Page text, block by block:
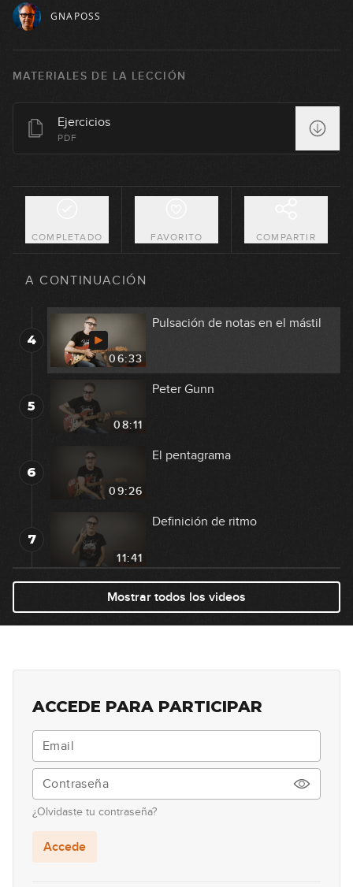
GNAPOSS
MATERIALES DE LA LECCIÓN
Ejercicios
PDF
COMPLETADO FAVORITO COMPARTIR
A CONTINUACIÓN
1
El lenguaje musical
3
Pulsación de cuerdas al aire
4
06:33
Pulsación de notas en el mástil
5
08:11
Peter Gunn
6
09:26
El pentagrama
7
11:41
Definición de ritmo
11:28
Figuras rítmicas
9
11
Mostrar todos los videos
ACCEDE PARA PARTICIPAR
¿Olvidaste tu contraseña?
Accede